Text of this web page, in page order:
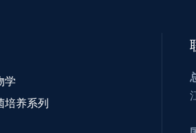
学
培养系列